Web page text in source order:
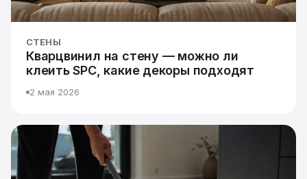
СТЕНЫ
Кварцвинил на стену — можно ли
клеить SPC, какие декоры подходят
2 мая 2026